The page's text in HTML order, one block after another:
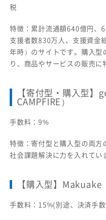
税
特徴：累計流通額640億円、
支援者数830万人、支援資金
年時）のサイトです。購入型
り、商品やサービスの販売に
【寄付型・購入型
CAMPFIRE）
手数料：9%
特徴：寄付型と購入型の両方
社会課題解決に力を入れてい
【購入型】Makuake
手数料：15%(別途、決済手